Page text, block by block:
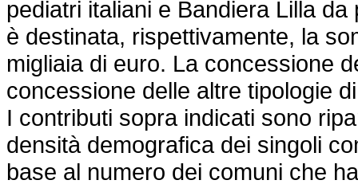
pediatri italiani e Bandiera Lilla
è destinata, rispettivamente, la
migliaia di euro. La concessione
concessione delle altre tipologie
I contributi sopra indicati sono
densità demografica dei singoli
base al numero dei comuni che